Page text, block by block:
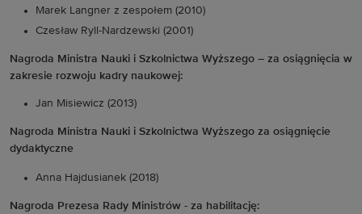
Marek Langner z zespołem (2010)
Czesław Ryll-Nardzewski (2001)
Nagroda Ministra Nauki i Szkolnictwa Wyższego – za osiągnięcia w
zakresie rozwoju kadry naukowej:
Jan Misiewicz (2013)
Nagroda Ministra Nauki i Szkolnictwa Wyższego za osiągnięcie
dydaktyczne
Anna Hajdusianek (2018)
Nagroda Prezesa Rady Ministrów - za habilitację: